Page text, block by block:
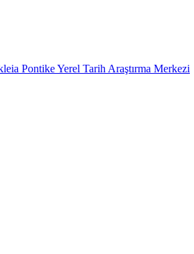
Pontike Yerel Tarih Araştırma Merkezi